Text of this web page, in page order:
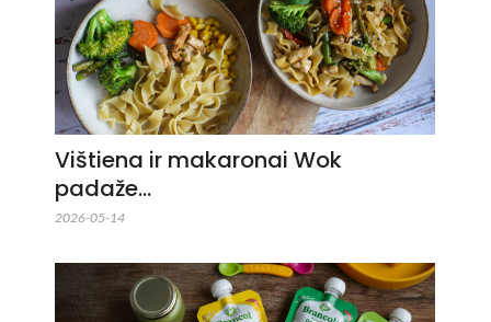
Vištiena ir makaronai Wok
padaže…
2026-05-14